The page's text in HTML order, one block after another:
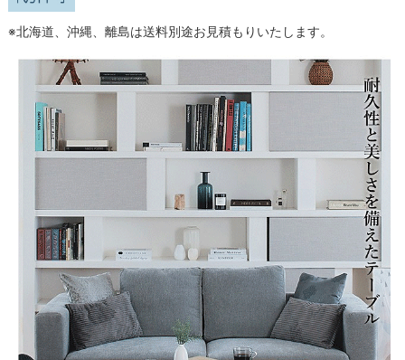
※北海道、沖縄、離島は送料別途お見積もりいたします。